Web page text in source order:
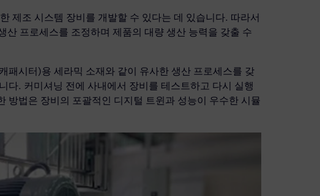
제조 시스템 장비를 개발할 수 있다는 데 있습니다. 따라서
산 프로세스를 조정하며 제품의 대량 생산 능력을 갖출 수
패시터)용 세라믹 소재와 같이 유사한 생산 프로세스를 갖
다. 커미셔닝 전에 사내에서 장비를 테스트하고 다시 실행
방법은 장비의 포괄적인 디지털 트윈과 성능이 우수한 시뮬